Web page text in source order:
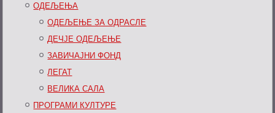
ОДЕЉЕЊА
ОДЕЉЕЊЕ ЗА ОДРАСЛЕ
ДЕЧЈЕ ОДЕЉЕЊЕ
ЗАВИЧАЈНИ ФОНД
ЛЕГАТ
ВЕЛИКА САЛА
ПРОГРАМИ КУЛТУРЕ